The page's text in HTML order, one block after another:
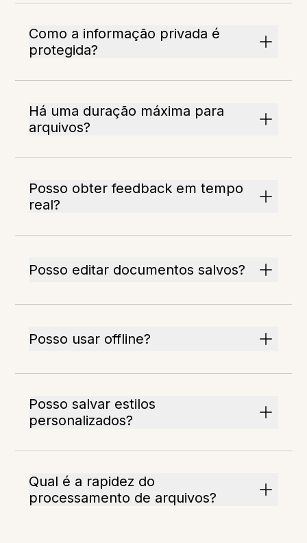
Como a informação privada é
protegida?
Há uma duração máxima para
arquivos?
Posso obter feedback em tempo
real?
Posso editar documentos salvos?
Posso usar offline?
Posso salvar estilos
personalizados?
Qual é a rapidez do
processamento de arquivos?